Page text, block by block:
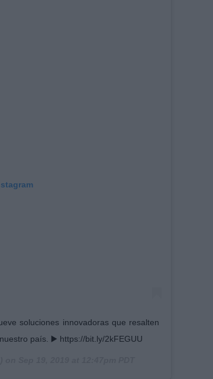
soluciones innovadoras que resalten
país. ▶️ https://bit.ly/2kFEGUU